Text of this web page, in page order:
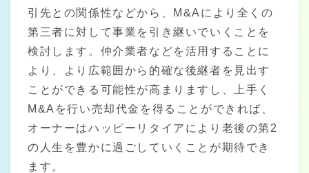
引先との関係性などから、M&Aにより全くの
第三者に対して事業を引き継いでいくことを
検討します。仲介業者などを活用することに
より、より広範囲から的確な後継者を見出す
ことができる可能性が高まりますし、上手く
M&Aを行い売却代金を得ることができれば、
オーナーはハッピーリタイアにより老後の第2
の人生を豊かに過ごしていくことが期待でき
ます。